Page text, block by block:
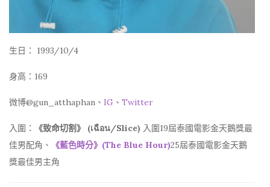
生日： 1993/10/4
身高：169
微博@gun_atthaphan、 IG 、 Twitter
入圍： 《致命切割》 (เฉือน/Slice) 入圍19屆泰國電影金天鵝獎最
佳男配角、
《藍色時分》(The Blue Hour)25屆泰國電影金天鵝
獎最佳男主角